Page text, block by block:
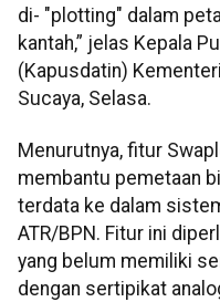
di- "plotting" dalam
kantah,” jelas Kepala
(Kapusdatin)
Sucaya, Selasa.
Menurutnya, fitur
membantu pemetaan
terdata ke dalam
ATR/BPN. Fitur ini
yang belum memiliki
dengan sertipikat